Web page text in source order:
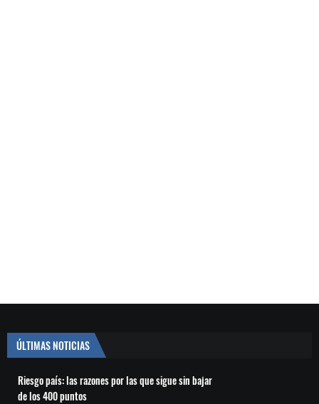
ÚLTIMAS NOTICIAS
Riesgo país: las razones por las que sigue sin bajar
de los 400 puntos